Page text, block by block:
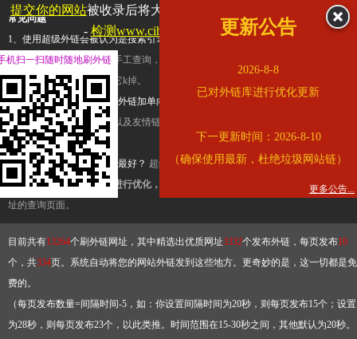
常见问题
1、使用超级外链会被认为是搜索引擎优化作弊吗？ 超级外链只是一个简便而集成
查询工具，模拟的是正常手工查询，不是作弊。如果是作弊，那您可以使用超级外
推广竞争对手的网址，让它k掉。
2、网站优化单纯依靠超级外链加单向链接可行吗？
链，需要结合普通的外链以及友情链接，您可以到站长论坛发布外链，到友情链接
台交换友情链接。
3、如何使用超级外链效果最好？ 超级外链不同于普通的外链，它是动态的链接，
有频繁使用超级外链工具进行优化，才能获得稳定的外链
，最终使搜索引擎收录带
址的查询页面。
目前共有13264个刷外链网址，其中精选出优质网址3332个发布外链，每页发布10
个，共334页。系统自动将您的网站外链发到这些地方。更奇妙的是，这一切都是免
费的。
（每页发布数量=间隔时间-5，如：你设置间隔时间为20秒，则每页发布15个；设置
为28秒，则每页发布23个，以此类推。时间范围在15-30秒之间，其他默认为20秒
提交你的网站被收录后将大幅提升流量和外链，
查看展示页面
- 检测www.cihai123.com是否收录
更新公告
2026-8-8
已对外链库进行优化更新
下一更新时间：2026-8-10
（确保使用最新，杜绝垃圾网站链）
更多公告...
机扫一扫随时随地刷外链